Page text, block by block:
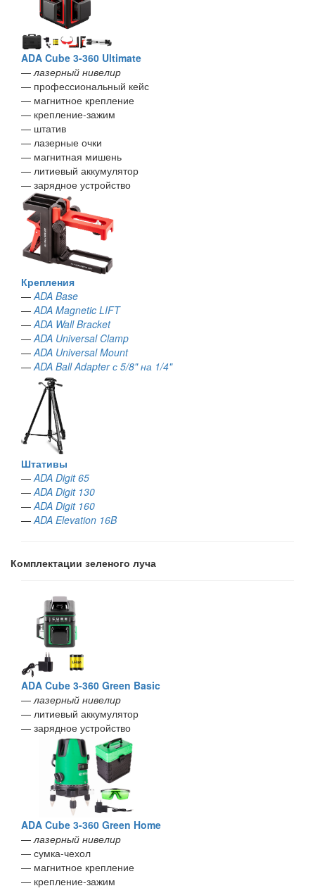
ADA Cube 3-360 Ultimate
—лазерный нивелир
— профессиональный кейс
— магнитное крепление
— крепление-зажим
— штатив
— лазерные очки
— магнитная мишень
— литиевый аккумулятор
— зарядное устройство
Крепления
—ADA Base
—ADA Magnetic LIFT
—ADA Wall Bracket
—ADA Universal Clamp
—ADA Universal Mount
—ADA Ball Adapter с 5/8" на 1/4"
Штативы
—ADA Digit 65
—ADA Digit 130
—ADA Digit 160
—ADA Elevation 16B
Комплектации зеленого луча
ADA Cube 3-360 Green Basic
—лазерный нивелир
— литиевый аккумулятор
— зарядное устройство
ADA Cube 3-360 Green Home
—лазерный нивелир
— сумка-чехол
— магнитное крепление
— крепление-зажим